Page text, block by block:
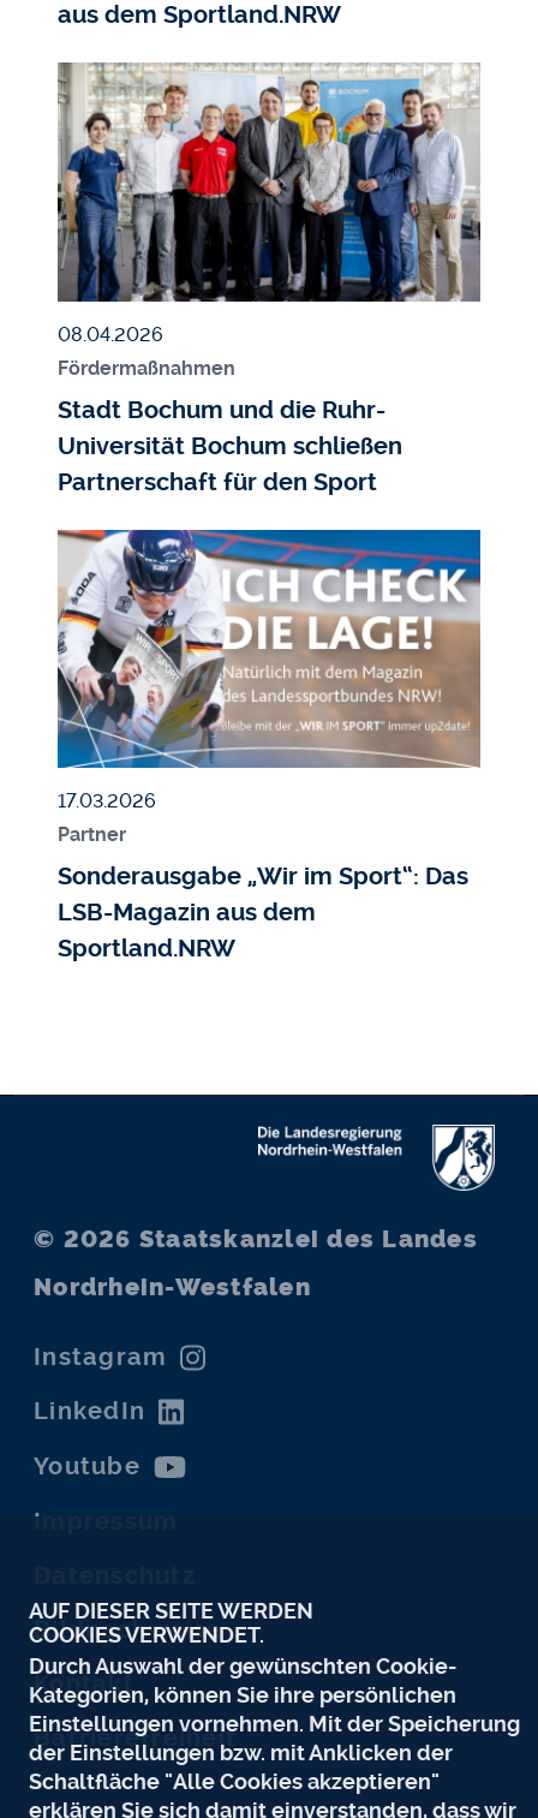
aus dem Sportland.NRW
Bildmedium
Bild
Veröffentlicht am
08.04.2026
Fördermaßnahmen
Stadt Bochum und die Ruhr-
Universität Bochum schließen
Partnerschaft für den Sport
Bildmedium
Bild
Veröffentlicht am
17.03.2026
Partner
Sonderausgabe „Wir im Sport“: Das
LSB-Magazin aus dem
Sportland.NRW
© 2026 Staatskanzlei des Landes
Nordrhein-Westfalen
Instagram
LinkedIn
Youtube
Impressum
Bildnachweise
Kontakt
Barrierefreiheit
AUF DIESER SEITE WERDEN
COOKIES VERWENDET.
Durch Auswahl der gewünschten Cookie-
Kategorien, können Sie ihre persönlichen
Einstellungen vornehmen. Mit der Speicherung
der Einstellungen bzw. mit Anklicken der
Schaltfläche "Alle Cookies akzeptieren"
erklären Sie sich damit einverstanden, dass wir